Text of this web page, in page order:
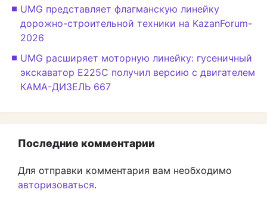
UMG представляет флагманскую линейку
дорожно-строительной техники на KazanForum-
2026
UMG расширяет моторную линейку: гусеничный
экскаватор E225C получил версию с двигателем
КАМА-ДИЗЕЛЬ 667
Последние комментарии
Для отправки комментария вам необходимо
авторизоваться.